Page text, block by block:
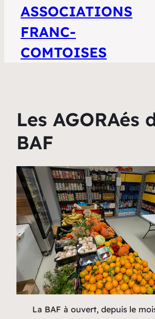
ASSOCIATIONS
FRANC-
COMTOISES
Les AGORAés
BAF
La BAF à ouvert, depuis le